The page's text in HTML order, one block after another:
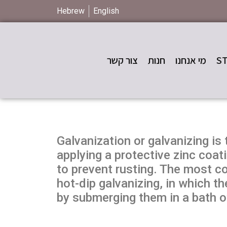
English
Hebrew
מי אנחנו חנות צור קשר
Galvanization or galvanizing
applying a protective zinc
to prevent rusting. The most
hot-dip galvanizing, in which
by submerging them in a bath